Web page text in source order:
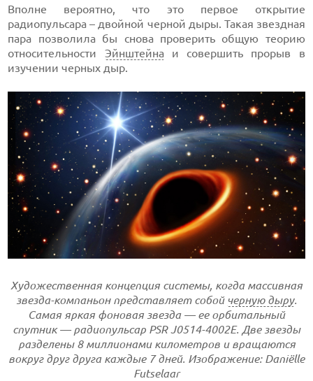
Вполне вероятно, что это первое открытие
радиопульсара – двойной черной дыры. Такая звездная
пара позволила бы снова проверить общую теорию
относительности Эйнштейнаи совершить прорыв в
изучении черных дыр.
Художественная концепция системы, когда массивная
звезда-компаньон представляет собой черную дыру.
Самая яркая фоновая звезда — ее орбитальный
спутник — радиопульсар PSR J0514-4002E. Две звезды
разделены 8 миллионами километров и вращаются
вокруг друг друга каждые 7 дней. Изображение: Daniëlle
Futselaar